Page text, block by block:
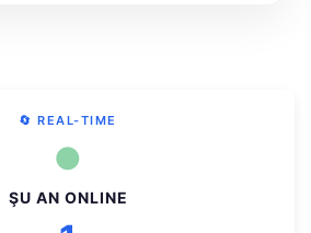
🔄 REAL-TIME
●
ŞU AN ONLINE